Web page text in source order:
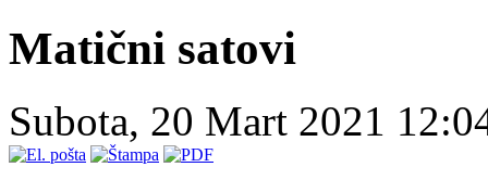
Matični satovi
Subota, 20 Mart 2021